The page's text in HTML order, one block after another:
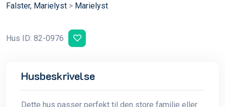
Falster, Marielyst > Marielyst
Hus ID: 82-0976
Husbeskrivelse
Dette hus passer perfekt til den store familie eller